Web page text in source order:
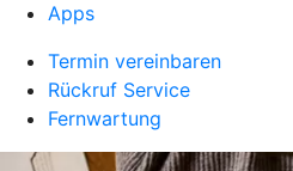
Apps
Termin vereinbaren
Rückruf Service
Fernwartung